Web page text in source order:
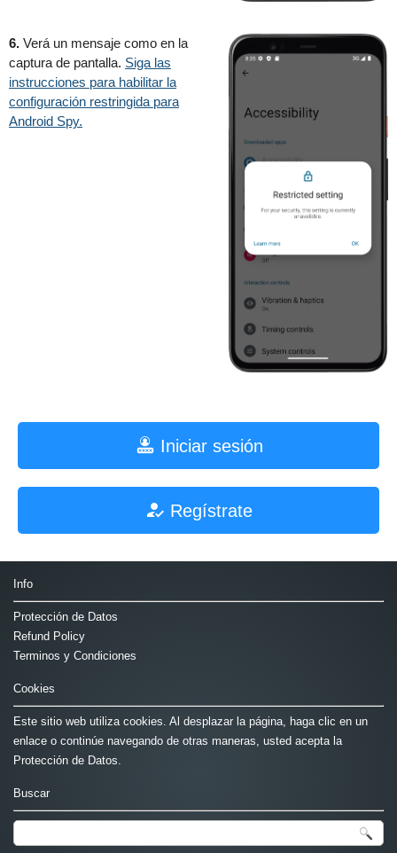
6. Verá un mensaje como en la
captura de pantalla. Siga las
instrucciones para habilitar la
configuración restringida para
Android Spy.
Iniciar sesión
Regístrate
Info
Protección de Datos
Refund Policy
Terminos y Condiciones
Cookies
Este sitio web utiliza cookies. Al desplazar la página, haga clic en un
enlace o continúe navegando de otras maneras, usted acepta la
Protección de Datos.
Buscar